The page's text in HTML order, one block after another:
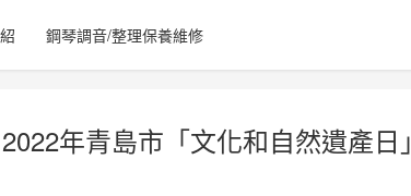
鋼琴調音/整理保養維修
年青島市「文化和自然遺產日